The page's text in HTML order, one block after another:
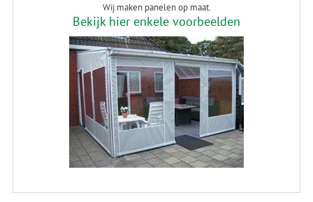
Wij maken panelen op maat.
Bekijk hier enkele voorbeelden